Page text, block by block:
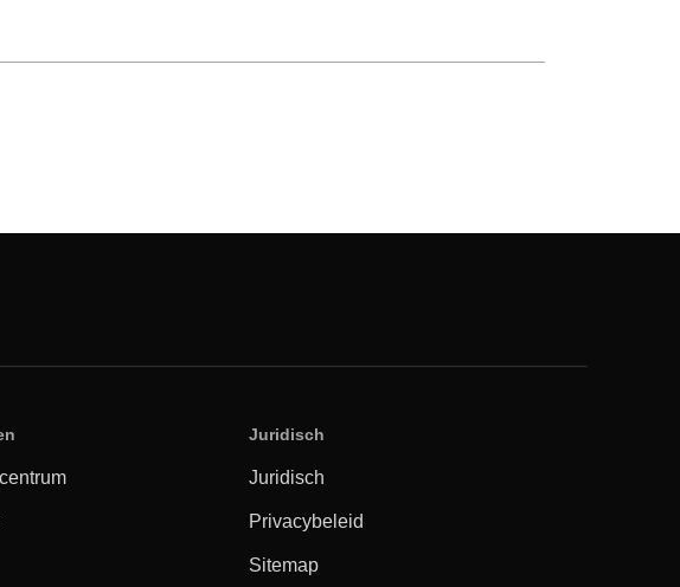
Juridisch
Juridisch
Privacybeleid
Sitemap